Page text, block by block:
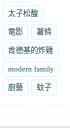
太子松馥
電影 薯條
肯德基的炸雞
modern family
廚藝 蚊子